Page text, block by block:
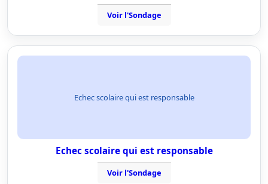
Voir l'Sondage
Echec scolaire qui est responsable
Echec scolaire qui est responsable
Voir l'Sondage